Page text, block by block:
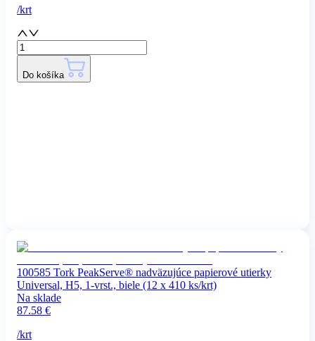
/krt
Do košíka
100585 Tork PeakServe® nadväzujúce papierové utierky
Universal, H5, 1-vrst., biele (12 x 410 ks/krt)
Na sklade
87.58 €
/krt